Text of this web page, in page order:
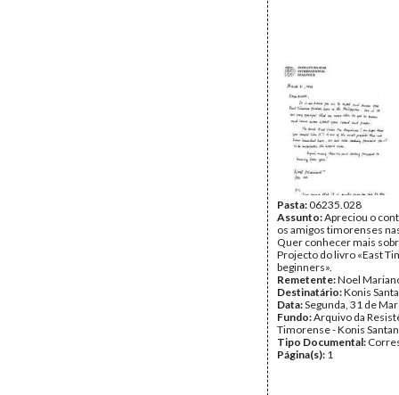
Pasta:06235.028
Assunto:Apreciou o
os amigos timorenses
Quer conhecer mais
Projecto do livro «East
beginners».
Remetente:Noel
Destinatário:Konis
Data:Segunda, 31 de
Fundo:Arquivo da
Timorense - Konis
Tipo Documental:
Página(s): 1